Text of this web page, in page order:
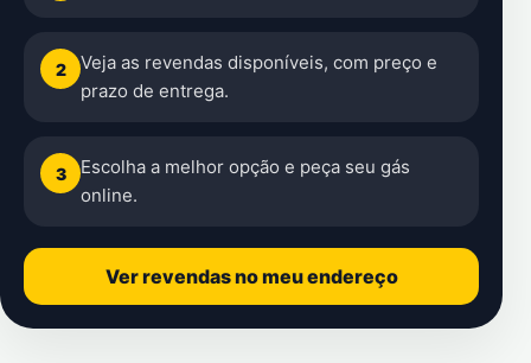
2
Veja as revendas disponíveis, com preço e
prazo de entrega.
3
Escolha a melhor opção e peça seu gás
online.
Ver revendas no meu endereço